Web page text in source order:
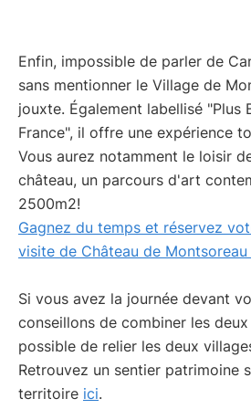
Enfin, impossible de parler de
sans mentionner le Village de
jouxte. Également labellisé "Plus
France", il offre une expérience
Vous aurez notamment le loisir
château, un parcours d'art
2500m2!
Gagnez du temps et réservez
visite de Château de Montsoreau
Si vous avez la journée devant
conseillons de combiner les
possible de relier les deux
Retrouvez un sentier patrimoine
territoire ici.